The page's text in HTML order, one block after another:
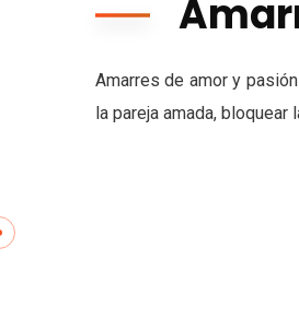
Amarres de amor y
la pareja amada, bloquear